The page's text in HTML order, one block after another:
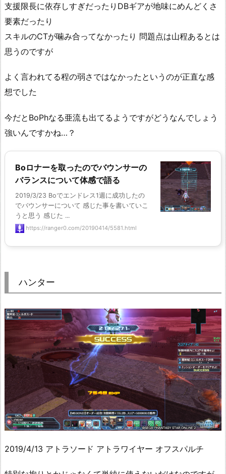
支援限長に依存しすぎだったりDBギアが地味にめんどくさ
要素だったり
スキルのCTが噛み合ってなかったり 問題点は山程あるとは
思うのですが
よく言われてる程の弱さではなかったというのが正直な感
想でした
今だとBoPhなる亜流も出てるようですがどうなんでしょう
強いんですかね…？
Boロナーを取ったのでバウンサーの
バランスについて体感で語る
2019/3/23 Boでエンドレス1週に成功したの
でバウンサーについて 感じた事を書いていこ
うと思う 感じた ...
https://ranger0.com/20190414/5581.html
ハンター
2019/4/13 アトラソード アトラワイヤー オフスパルチ